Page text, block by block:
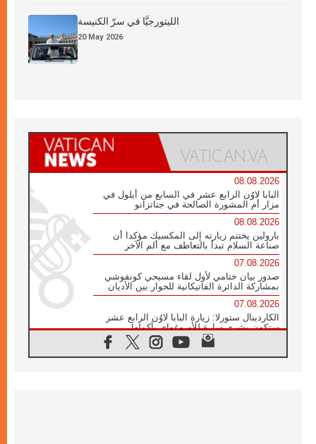
الليتورجيَّا في سرّ الكنيسة
20 May 2026
08.08.2026
البابا لاوُن الرابع عشر في السابع من أيلول في
مزار أم المشورة الصالحة في جناتزانو
08.08.2026
بارولين يختتم زيارته إلى المكسيك مؤكدا أن
صناعة السلام تبدأ بالتعاطف مع ألم الآخر
07.08.2026
صدور بيان ختامي لأول لقاء مسيحي كونفوشي
بمشاركة الدائرة الفاتيكانية للحوار بين الأديان
07.08.2026
الكاردينال ستورلا: زيارة البابا لاوُن الرابع عشر
ستكون بشرى سارة للأوروغواي بأكملها
الفاتيكان يعلن برنامج الزيارة الرسولية للبابا لاوُن